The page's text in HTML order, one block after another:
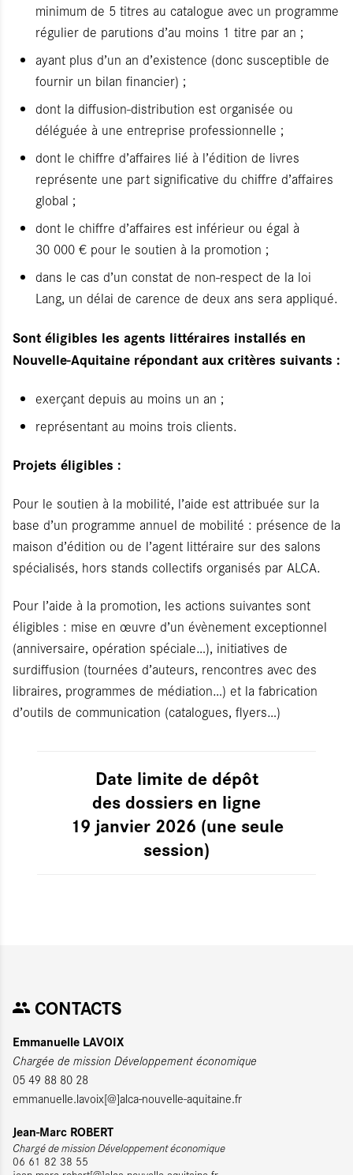
minimum de 5 titres au catalogue avec un programme
régulier de parutions d’au moins 1 titre par an ;
ayant plus d’un an d’existence (donc susceptible de
fournir un bilan financier) ;
dont la diffusion-distribution est organisée ou
déléguée à une entreprise professionnelle ;
dont le chiffre d’affaires lié à l’édition de livres
représente une part significative du chiffre d’affaires
global ;
dont le chiffre d’affaires est inférieur ou égal à
30 000 € pour le soutien à la promotion ;
dans le cas d’un constat de non-respect de la loi
Lang, un délai de carence de deux ans sera appliqué.
Sont éligibles les agents littéraires installés en
Nouvelle-Aquitaine répondant aux critères suivants :
exerçant depuis au moins un an ;
représentant au moins trois clients.
Projets éligibles :
Pour le soutien à la mobilité, l’aide est attribuée sur la
base d’un programme annuel de mobilité : présence de la
maison d’édition ou de l’agent littéraire sur des salons
spécialisés, hors stands collectifs organisés par ALCA.
Pour l’aide à la promotion, les actions suivantes sont
éligibles : mise en œuvre d’un évènement exceptionnel
(anniversaire, opération spéciale…), initiatives de
surdiffusion (tournées d’auteurs, rencontres avec des
libraires, programmes de médiation…) et la fabrication
d’outils de communication (catalogues, flyers…)
Date limite de dépôt
des dossiers en ligne
19 janvier 2026 (une seule
session)
CONTACTS
Emmanuelle LAVOIX
Chargée de mission Développement économique
05 49 88 80 28
emmanuelle.lavoix[@]alca-nouvelle-aquitaine.fr
Jean-Marc ROBERT
Chargé de mission Développement économique
06 61 82 38 55